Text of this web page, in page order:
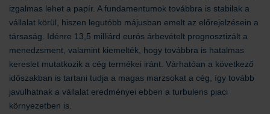
izgalmas lehet a papír. A fundamentumok továbbra is stabilak a
vállalat körül, hiszen legutóbb májusban emelt az előrejelzésein a
társaság. Idénre 13,5 milliárd eurós árbevételt prognosztizált a
menedzsment, valamint kiemelték, hogy továbbra is hatalmas
kereslet mutatkozik a cég termékei iránt. Várhatóan a következő
időszakban is tartani tudja a magas marzsokat a cég, így tovább
javulhatnak a vállalat eredményei ebben a turbulens piaci
környezetben is.